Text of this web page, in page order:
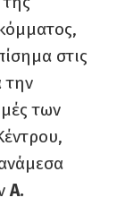
στις
την
των
Α.